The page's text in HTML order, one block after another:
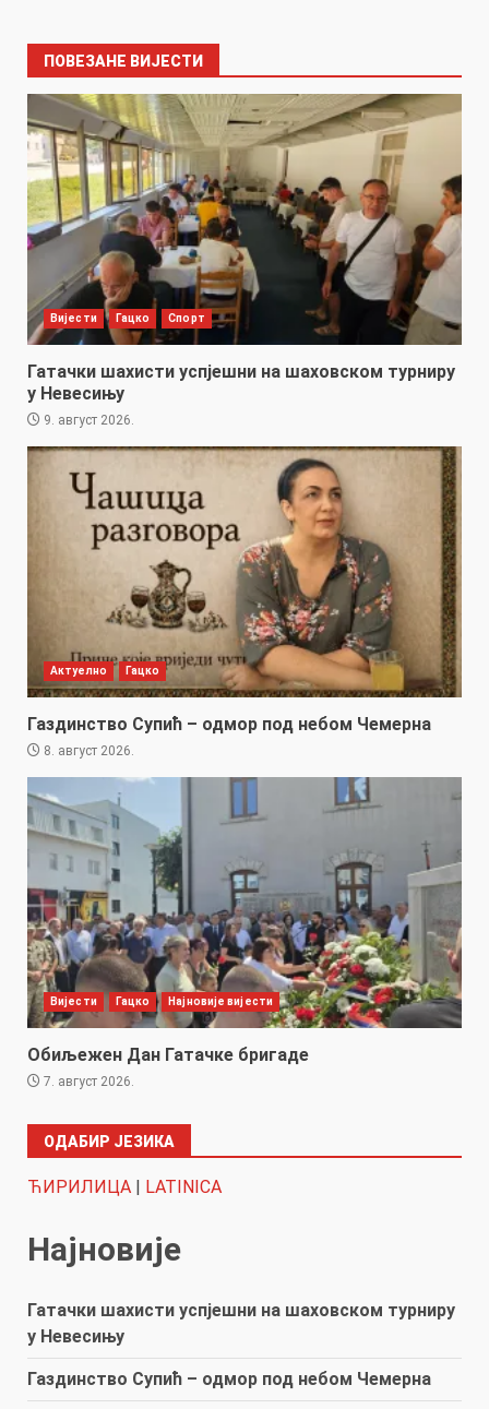
ПОВЕЗАНЕ ВИЈЕСТИ
Вијести Гацко Спорт
Гатачки шахисти успјешни на шаховском турниру
у Невесињу
9. август 2026.
Актуелно Гацко
Газдинство Супић – одмор под небом Чемерна
8. август 2026.
Вијести Гацко Најновије вијести
Обиљежен Дан Гатачке бригаде
7. август 2026.
ОДАБИР ЈЕЗИКА
ЋИРИЛИЦА | LATINICA
Најновије
Гатачки шахисти успјешни на шаховском турниру
у Невесињу
Газдинство Супић – одмор под небом Чемерна